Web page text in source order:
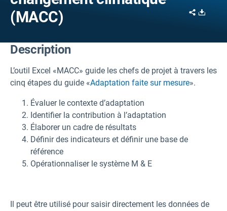
(MACC)
Share
Description
L’outil Excel «MACC» guide les chefs de projet à travers les
cinq étapes du guide «Adaptation faite sur mesure».
Évaluer le contexte d’adaptation
Identifier la contribution à l’adaptation
Élaborer un cadre de résultats
Définir des indicateurs et définir une base de
référence
Opérationnaliser le système M & E
Il peut être utilisé pour saisir directement les données de